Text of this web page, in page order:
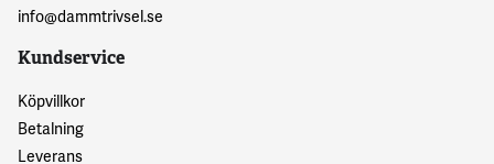
info@dammtrivsel.se
Kundservice
Köpvillkor
Betalning
Leverans